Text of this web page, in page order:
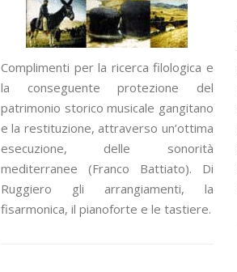
Complimenti per la ricerca filologica e
la conseguente protezione del
patrimonio storico musicale gangitano
e la restituzione, attraverso un’ottima
esecuzione, delle sonorità
mediterranee (Franco Battiato). Di
Ruggiero gli arrangiamenti, la
fisarmonica, il pianoforte e le tastiere.